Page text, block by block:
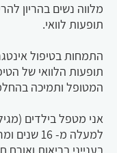
מלווה נשים בהריון
תופעות לוואי.
התמחות בטיפול
תופעות הלוואי של
המטופל ותמיכה
למעלה מ-